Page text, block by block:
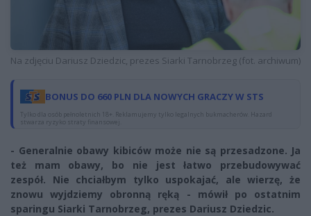
Na zdjęciu Dariusz Dziedzic, prezes Siarki Tarnobrzeg (fot. archiwum)
BONUS DO 660 PLN DLA NOWYCH GRACZY W STS
Tylko dla osób pełnoletnich 18+. Reklamujemy tylko legalnych bukmacherów. Hazard
stwarza ryzyko straty finansowej.
- Generalnie obawy kibiców może nie są przesadzone. Ja
też mam obawy, bo nie jest łatwo przebudowywać
zespół. Nie chciałbym tylko uspokajać, ale wierzę, że
znowu wyjdziemy obronną ręką - mówił po ostatnim
sparingu Siarki Tarnobrzeg, prezes Dariusz Dziedzic.